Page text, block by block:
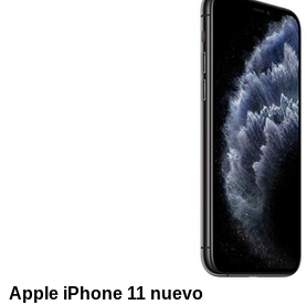
Apple iPhone 11 nuevo